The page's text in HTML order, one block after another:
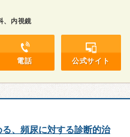
、内視鏡
電話 公式サイト
、頻尿に対する診断的治